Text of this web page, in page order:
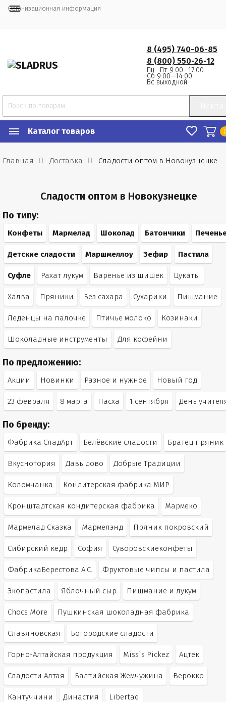
Организационная информация
8 (495) 740-06-85
8 (800) 550-26-12
Пн—Пт 9:00—17:00
Сб 9:00—14:00
Вс выходной
Каталог товаров
Главная Доставка Сладости оптом в Новокузнецке
Сладости оптом в Новокузнецке
По типу:
Конфеты Мармелад Шоколад Батончики
Детские сладости Маршмеллоу Зефир Пастила
Суфле Рахат лукум Варенье из шишек Цукаты
Халва Пряники Без сахара Сухарики Пишмание
Леденцы на палочке Птичье молоко Козинаки
Шоколадные инструменты Для кофейни
По предложению:
Акции Новинки Разное и нужное Новый год
23 февраля 8 марта Пасха 1 сентября День
По бренду:
Фабрика СладАрт Белёвские сладости Братец пряник
Вкуснотория Давыдово Добрые Традиции
Коломчанка Кондитерская фабрика МИР
Кронштадтская кондитерская фабрика Мармеко
Мармелад Сказка Мармелэнд Пряник покровский
Сибирский кедр София Суворовскиеконфеты
ФабрикаБерестова А.С. Фруктовые чипсы и пастила
Экопастила Яблочный сыр Пишмание и лукум
Chocs More Пушкинская шоколадная фабрика
Славяновская Богородские сладости
Горно-Алтайская продукция Missis Pickez Ацтек
Сладости Алтая Балтийская Жемчужина Верокко
Кантуччини Династия Libertad